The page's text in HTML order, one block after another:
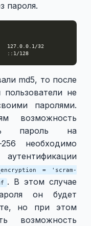
пароля.
md5, то после
не
паролями.
возможность
пароль на
необходимо
= 'scram-
. В этом случае
он будет
но при этом
возможность